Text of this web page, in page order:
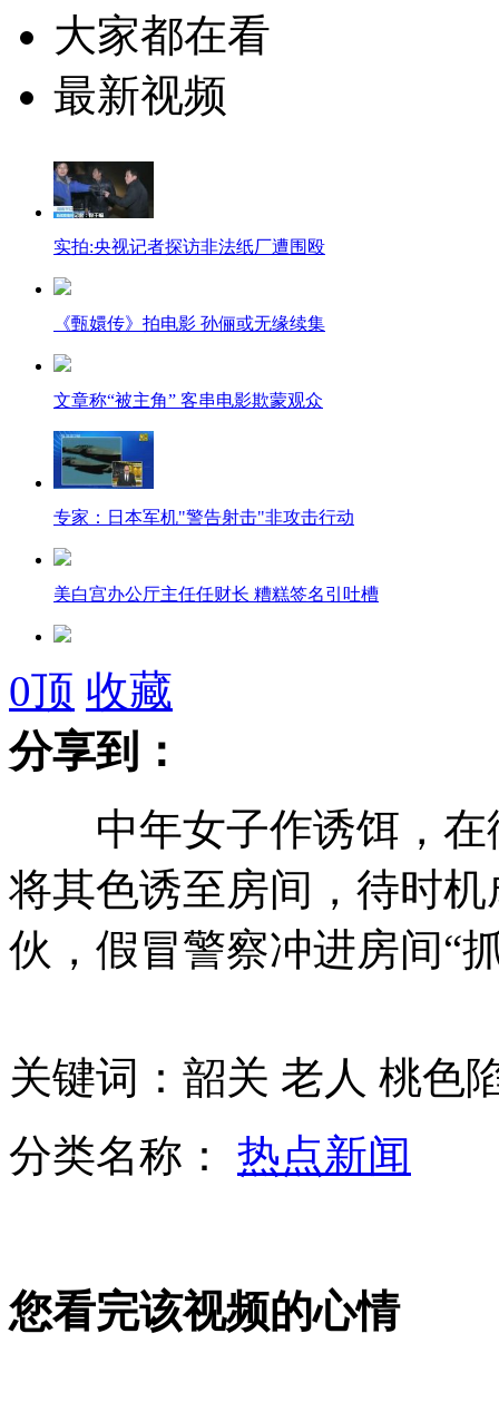
大家都在看
最新视频
实拍:央视记者探访非法纸厂遭围殴
《甄嬛传》拍电影 孙俪或无缘续集
文章称“被主角” 客串电影欺蒙观众
专家：日本军机"警告射击"非攻击行动
美白宫办公厅主任任财长 糟糕签名引吐槽
纽约发生渡轮撞码头事故 至少57人受伤
美百万美金彩票得主遭氰化物毒毙
美韩俄皆不得入内 安倍无奈首访东盟三国
专家：日本外强中干 根本没做好战争准备
山西运城恶犬咬伤多人 警民合力深夜将其击毙
女孩北京地铁殴打老人 痛下狠手拳打脚踢
0顶 收藏
分享到：
中年女子作诱饵，在
将其色诱至房间，待时
伙，假冒警察冲进房间“
关键词：韶关 老人 桃色
分类名称： 热点新闻
您看完该视频的心情